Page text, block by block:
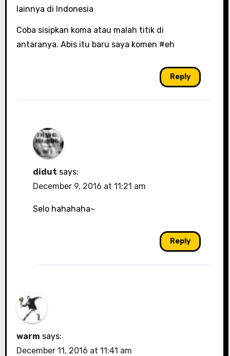
lainnya di Indonesia
Coba sisipkan koma atau malah titik di
antaranya. Abis itu baru saya komen #eh
Reply
didut says:
December 9, 2016 at 11:21 am
Selo hahahaha~
Reply
warm says:
December 11, 2016 at 11:41 am